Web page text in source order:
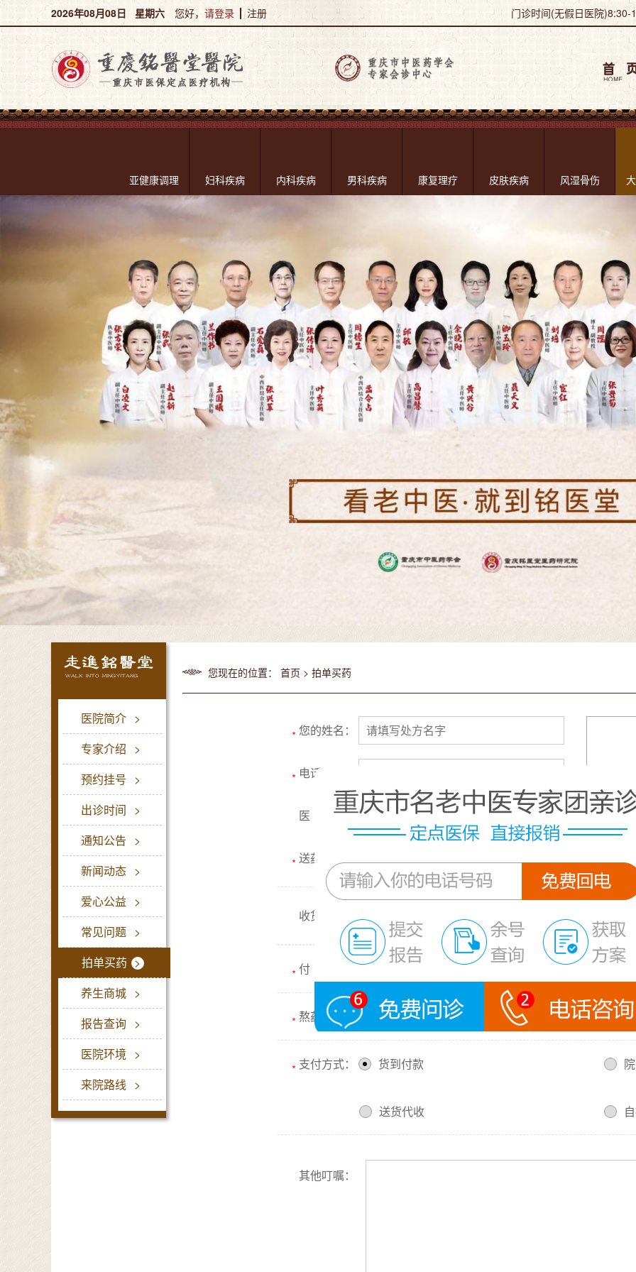
2026年08月08日 星期六 您好， 请登录 注册 门诊时间(无假日医院)8:30-
亚健康调理 妇科疾病 内科疾病 男科疾病 康复理疗 皮肤疾病 风湿骨伤
医院简介 >
专家介绍 >
预约挂号 >
出诊时间 >
通知公告 >
新闻动态 >
爱心公益 >
常见问题 >
拍单买药 >
养生商城 >
报告查询 >
医院环境 >
来院路线 >
您现在的位置： 首页 > 拍单买药
∗ 您的姓名：
∗ 电话号码：
医 师：
∗ 送药方式：
收货地址：
∗ 付 数： − +
∗ 熬药方式： 否 人工 机
∗ 支付方式： 货到付款
送货代收
其他叮嘱：